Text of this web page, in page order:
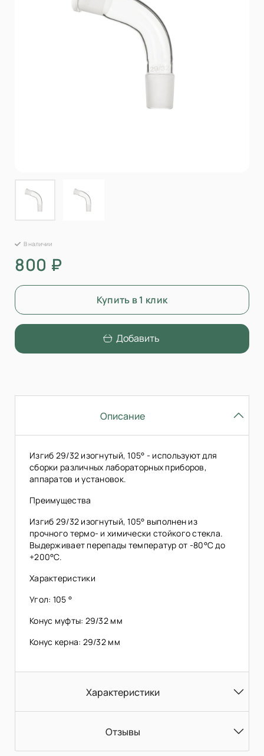
В наличии
800 ₽
Купить в 1 клик
Добавить
Описание
Изгиб 29/32 изогнутый, 105° - используют для
сборки различных лабораторных приборов,
аппаратов и установок.
Преимущества
Изгиб 29/32 изогнутый, 105° выполнен из
прочного термо- и химически стойкого стекла.
Выдерживает перепады температур от -80°C до
+200°C.
Характеристики
Угол: 105 °
Конус муфты: 29/32 мм
Конус керна: 29/32 мм
Характеристики
Отзывы